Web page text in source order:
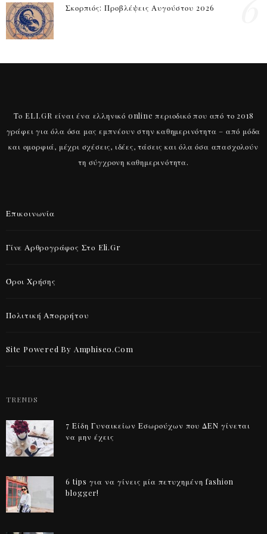
Σκορπιός: Προβλέψεις Αυγούστου 2026
Το ELI.GR είναι ένα ελληνικό online περιοδικό που από το 2018
γράφει για όλα όσα μας εμπνέουν στην καθημερινότητα – από μόδα
και ομορφιά, μέχρι σχέσεις, ιδέες, τάσεις και όλα όσα απασχολούν
τη σύγχρονη καθημερινότητα.
Επικοινωνία
Γίνε Αρθρογράφος Στο Eli.gr
Όροι Χρήσης
Πολιτική Απορρήτου
Site Powered By Amphiseo.com
TRENDS
7 Είδη Γυναικείων Εσωρούχων που ΔΕΝ γίνεται
να μην έχεις
6 tips για να γίνεις μία πετυχημένη fashion
blogger!